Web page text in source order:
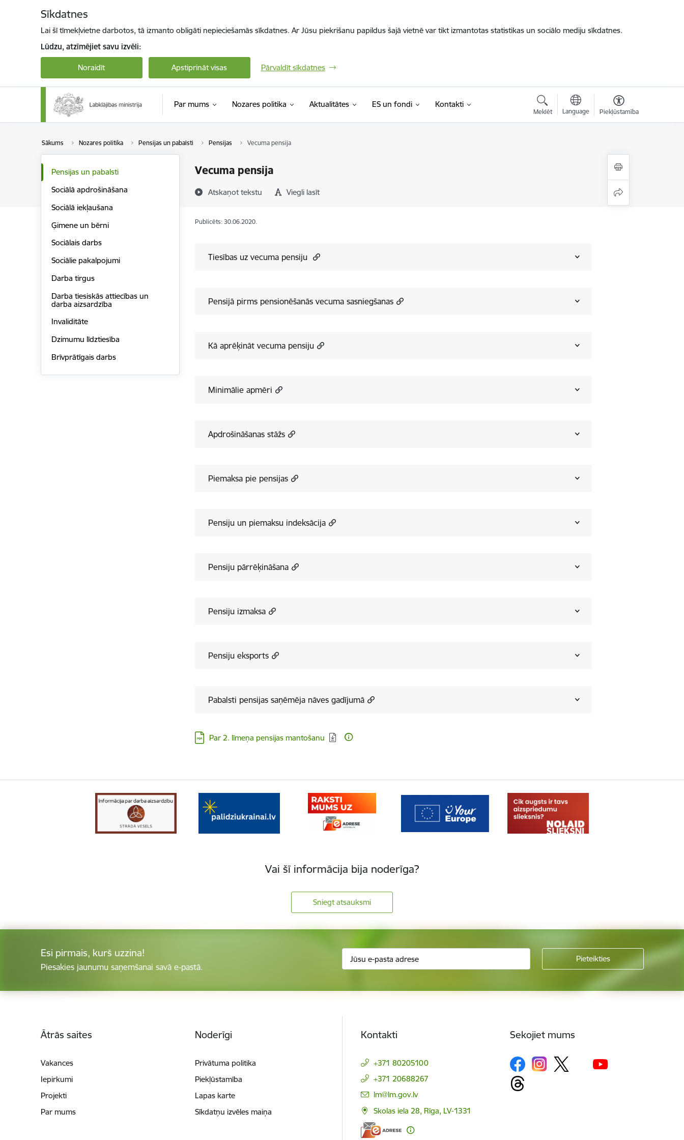
Sīkdatnes
Lai šī tīmekļvietne darbotos, tā izmanto obligāti nepieciešamās sīkdatnes. Ar Jūsu piekrišanu papildus šajā vietnē var tikt izmantotas statistikas un sociālo mediju sīkdatnes.
Lūdzu, atzīmējiet savu izvēli:
Noraidīt Apstiprināt visas Pārvaldīt sīkdatnes
Par mums Nozares politika Aktualitātes ES un fondi Kontakti
Meklēt Language Piekļūstamība
Sākums Nozares politika Pensijas un pabalsti Pensijas Vecuma pensija
Vecuma pensija
Atskaņot tekstu Viegli lasīt
Pensijas un pabalsti
Sociālā apdrošināšana
Sociālā iekļaušana
Ģimene un bērni
Sociālais darbs
Sociālie pakalpojumi
Darba tirgus
Darba tiesiskās attiecības un
darba aizsardzība
Invaliditāte
Dzimumu līdztiesība
Brīvprātīgais darbs
Publicēts: 30.06.2020.
Tiesības uz vecuma pensiju
Pensijā pirms pensionēšanās vecuma sasniegšanas
Kā aprēķināt vecuma pensiju
Minimālie apmēri
Apdrošināšanas stāžs
Piemaksa pie pensijas
Pensiju un piemaksu indeksācija
Pensiju pārrēķināšana
Pensiju izmaksa
Pensiju eksports
Pabalsti pensijas saņēmēja nāves gadījumā
Lejupielādēt:
Par 2. līmeņa pensijas mantošanu
Vai šī informācija bija noderīga?
Sniegt atsauksmi
Esi pirmais, kurš uzzina!
Piesakies jaunumu saņemšanai savā e-pastā.
Ātrās saites
Vakances
Iepirkumi
Projekti
Par mums
Noderīgi
Privātuma politika
Piekļūstamība
Lapas karte
Sīkdatņu izvēles maiņa
Kontakti
+371 80205100
+371 20688267
E-pasts:
lm@lm.gov.lv
Skolas iela 28, Rīga, LV-1331
Sekojiet mums